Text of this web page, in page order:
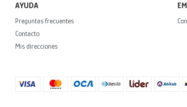
AYUDA
Preguntas frecuentes
Contacto
Mis direcciones